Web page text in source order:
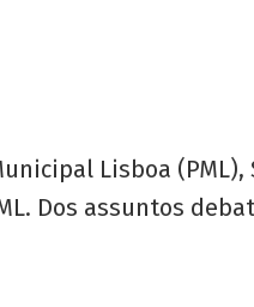
Lisboa
Dos assuntos